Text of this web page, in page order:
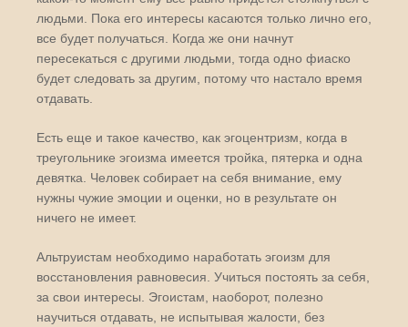
людьми. Пока его интересы касаются только лично его,
все будет получаться. Когда же они начнут
пересекаться с другими людьми, тогда одно фиаско
будет следовать за другим, потому что настало время
отдавать.
Есть еще и такое качество, как эгоцентризм, когда в
треугольнике эгоизма имеется тройка, пятерка и одна
девятка. Человек собирает на себя внимание, ему
нужны чужие эмоции и оценки, но в результате он
ничего не имеет.
Альтруистам необходимо наработать эгоизм для
восстановления равновесия. Учиться постоять за себя,
за свои интересы. Эгоистам, наоборот, полезно
научиться отдавать, не испытывая жалости, без